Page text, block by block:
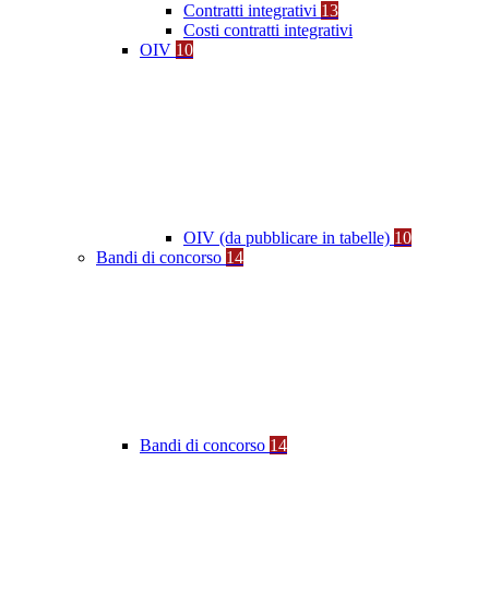
Contratti integrativi 13
Costi contratti integrativi
OIV 10
OIV (da pubblicare in tabelle) 10
Bandi di concorso 14
Bandi di concorso 14